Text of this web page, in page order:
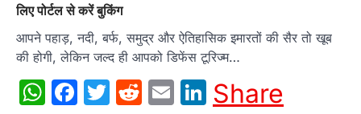
लिए पोर्टल से करें बुकिंग
आपने पहाड़, नदी, बर्फ, समुद्र और ऐतिहासिक इमारतों की सैर तो खूब
की होगी, लेकिन जल्द ही आपको डिफेंस टूरिज्म…
WhatsApp
Facebook
Twitter
Reddit
EmailLinkedIn
Share